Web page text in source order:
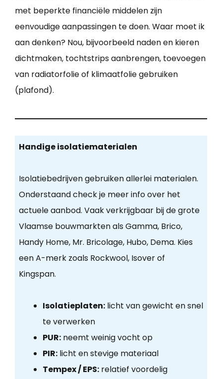
met beperkte financiële middelen zijn
eenvoudige aanpassingen te doen. Waar moet ik
aan denken? Nou, bijvoorbeeld naden en kieren
dichtmaken, tochtstrips aanbrengen, toevoegen
van radiatorfolie of klimaatfolie gebruiken
(plafond).
Handige isolatiematerialen
Isolatiebedrijven gebruiken allerlei materialen.
Onderstaand check je meer info over het
actuele aanbod. Vaak verkrijgbaar bij de grote
Vlaamse bouwmarkten als Gamma, Brico,
Handy Home, Mr. Bricolage, Hubo, Dema. Kies
een A-merk zoals Rockwool, Isover of
Kingspan.
Isolatieplaten:licht van gewicht en snel
te verwerken
PUR:neemt weinig vocht op
PIR:licht en stevige materiaal
Tempex / EPS:relatief voordelig